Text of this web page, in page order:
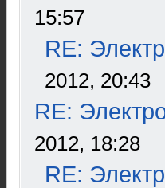
15:57
RE:
2012, 20:43
RE:
2012, 18:28
RE: